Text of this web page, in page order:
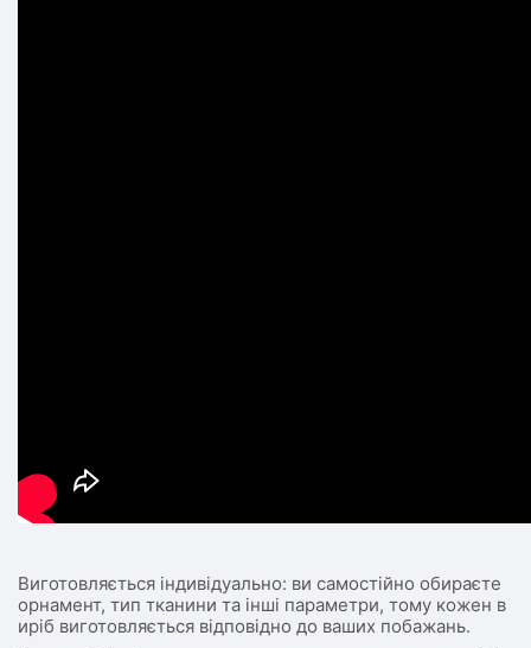
Виготовляється індивідуально: ви самостійно обираєте
орнамент, тип тканини та інші параметри, тому кожен в
иріб виготовляється відповідно до ваших побажань.